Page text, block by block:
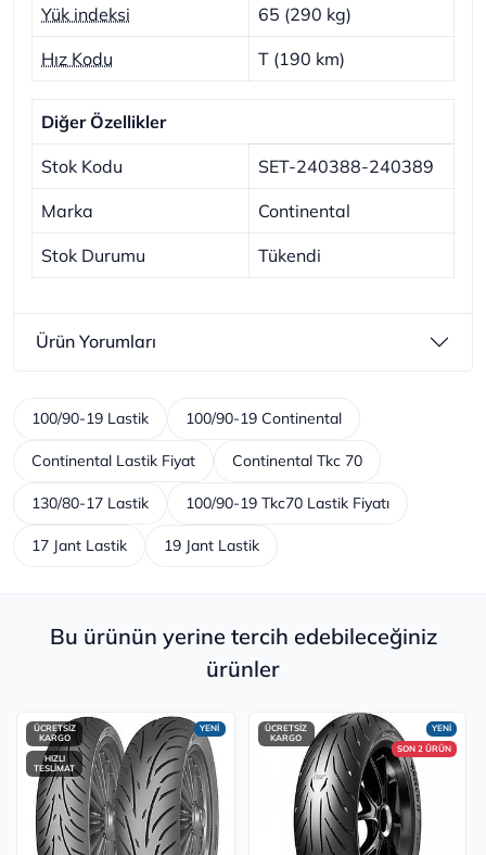
Yük indeksi 65 (290 kg)
Hız Kodu T (190 km)
Diğer Özellikler
Stok Kodu SET-240388-240389
Marka Continental
Stok Durumu Tükendi
Ürün Yorumları
100/90-19 Lastik 100/90-19 Continental
Continental Lastik Fiyat Continental Tkc 70
130/80-17 Lastik 100/90-19 Tkc70 Lastik Fiyatı
17 Jant Lastik 19 Jant Lastik
Bu ürünün yerine tercih edebileceğiniz
ürünler
YENİ
ÜCRETSİZ
KARGO
HIZLI
TESLİMAT
YENİ
SON 2 ÜRÜN
ÜCRETSİZ
KARGO